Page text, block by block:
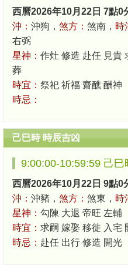
西曆2026年10月22日 7點0
沖： 沖狗， 煞方： 煞南， 時
右弼
星神： 作灶 修造 赴任 見貴
葬
時宜： 祭祀 祈福 齋醮 酬神
時忌：
己巳時 時辰吉凶
9:00:00-10:59:59 己巳
西曆2026年10月22日 9點0
沖： 沖豬， 煞方： 煞東， 時
星神： 勾陳 大退 帝旺 左輔
時宜： 求嗣 嫁娶 移徙 入宅
時忌： 赴任 出行 修造 開光